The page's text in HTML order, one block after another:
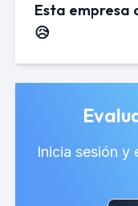
Esta empresa
😥
Inicia sesión y